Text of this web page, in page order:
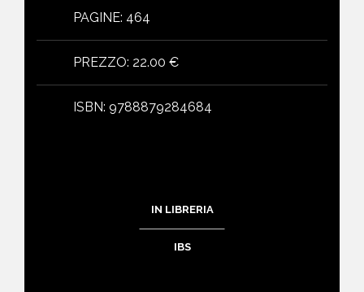
PAGINE: 464
PREZZO: 22.00 €
ISBN: 9788879284684
IN LIBRERIA
IBS